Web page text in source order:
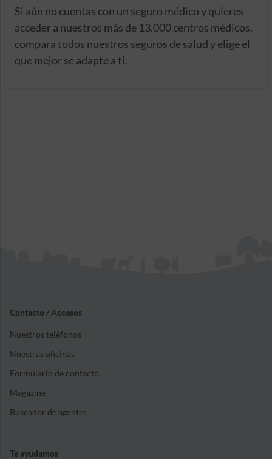
Si aún no cuentas con un seguro médico y quieres
acceder a nuestros más de 13.000 centros médicos,
compara todos nuestros seguros de salud y elige el
que mejor se adapte a ti.
Contacto / Accesos
Nuestros teléfonos
Nuestras oficinas
Formulario de contacto
Magazine
Buscador de agentes
Te ayudamos